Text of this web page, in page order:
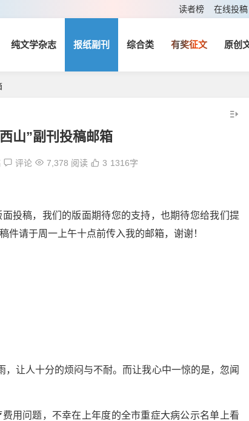
读者榜 在线投稿
纯文学杂志 报纸副刊 综合类 有奖征文 原创
山”副刊投稿邮箱
评论 7,378 阅读 3 1316字
投稿，我们的版面期待您的支持，也期待您给我们提
件请于周一上午十点前传入我的邮箱，谢谢！
，让人十分的烦闷与不耐。而让我心中一惊的是，忽闻
用问题，不幸在上年度的全市重症大病公示名单上看